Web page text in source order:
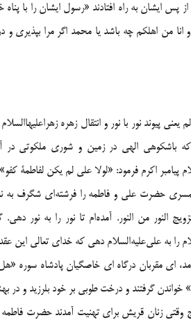
پس ايشان به راه افتادند «رسول ايشان را با
من اهلكم چه باشد يا محمد اگر مرا بپذيرى
يعنى پيوند نور با نور و انتقال زهره
باشكوهى الهى در زمين و شورى ملكوتى در
پيامبر اكرم فرمود: «لولا على لم يكن لفاطمة كفو».
حضرت على و فاطمه را فرشته‌اى شگرف به
النور من النور. آمده‌ام تا نور را به نور
را به على‌عليه‌السلام دهى كه خداى تعالى اين
اى مقربان درگاه اى خاصگيان پادشاه سوره
گرفتند و درخت طوبى بر خود بلرزيد و در
وقتى زنان قريش براى تهنيت آمدند حضرت